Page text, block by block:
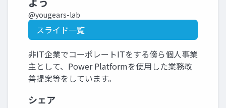
@yougears-lab
スライド一覧
非IT企業でコーポレートITをする傍ら個人事業
主として、Power Platformを使用した業務改
善提案等をしています。
シェア